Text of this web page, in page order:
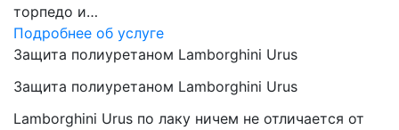
торпедо и…
Подробнее об услуге
Защита полиуретаном Lamborghini Urus
Защита полиуретаном Lamborghini Urus
Lamborghini Urus по лаку ничем не отличается от